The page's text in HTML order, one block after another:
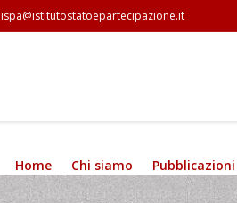
ispa@istitutostatoepartecipazione.it
Home Chi siamo Pubblicazioni